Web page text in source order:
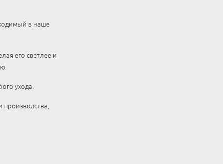
в наше
его светлее и
ухода.